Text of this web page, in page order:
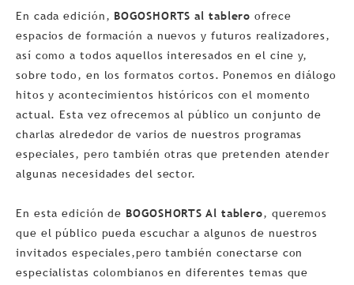
En cada edición, BOGOSHORTS al tablero ofrece
espacios de formación a nuevos y futuros realizadores,
así como a todos aquellos interesados en el cine y,
sobre todo, en los formatos cortos. Ponemos en diálogo
hitos y acontecimientos históricos con el momento
actual. Esta vez ofrecemos al público un conjunto de
charlas alrededor de varios de nuestros programas
especiales, pero también otras que pretenden atender
algunas necesidades del sector.
En esta edición de BOGOSHORTS Al tablero, queremos
que el público pueda escuchar a algunos de nuestros
invitados especiales,pero también conectarse con
especialistas colombianos en diferentes temas que